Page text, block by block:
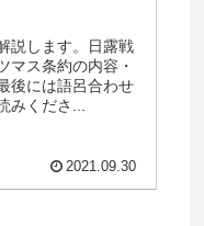
説します。日露戦
マス条約の内容・
後には語呂合わせ
みくださ...
2021.09.30